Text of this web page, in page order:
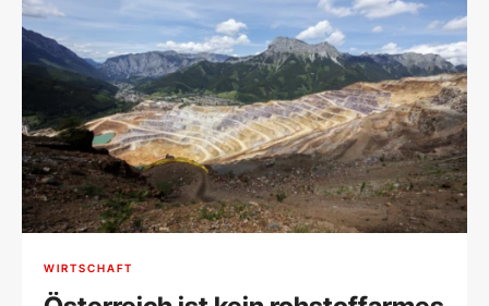
WIRTSCHAFT